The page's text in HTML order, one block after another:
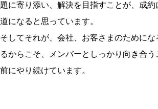
題に寄り添い、解決を目指すことが、成約
道になると思っています。
そしてそれが、会社、お客さまのためにな
るからこそ、メンバーとしっかり向き合う
前にやり続けています。